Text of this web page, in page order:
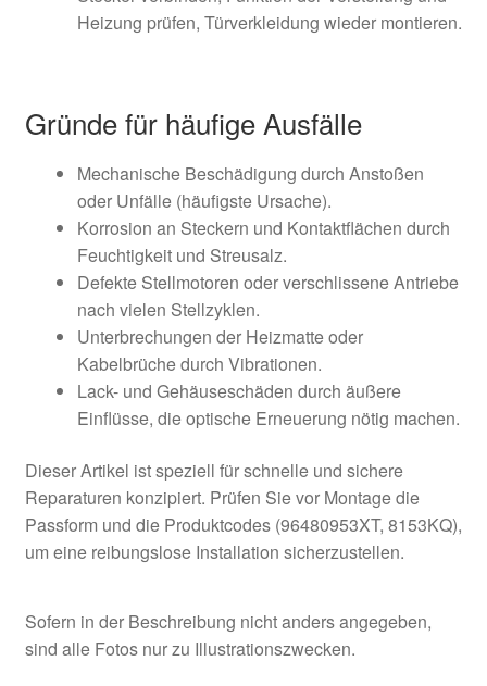
Heizung prüfen, Türverkleidung wieder montieren.
Gründe für häufige Ausfälle
Mechanische Beschädigung durch Anstoßen
oder Unfälle (häufigste Ursache).
Korrosion an Steckern und Kontaktflächen durch
Feuchtigkeit und Streusalz.
Defekte Stellmotoren oder verschlissene Antriebe
nach vielen Stellzyklen.
Unterbrechungen der Heizmatte oder
Kabelbrüche durch Vibrationen.
Lack- und Gehäuseschäden durch äußere
Einflüsse, die optische Erneuerung nötig machen.
Dieser Artikel ist speziell für schnelle und sichere
Reparaturen konzipiert. Prüfen Sie vor Montage die
Passform und die Produktcodes (96480953XT, 8153KQ),
um eine reibungslose Installation sicherzustellen.
Sofern in der Beschreibung nicht anders angegeben,
sind alle Fotos nur zu Illustrationszwecken.